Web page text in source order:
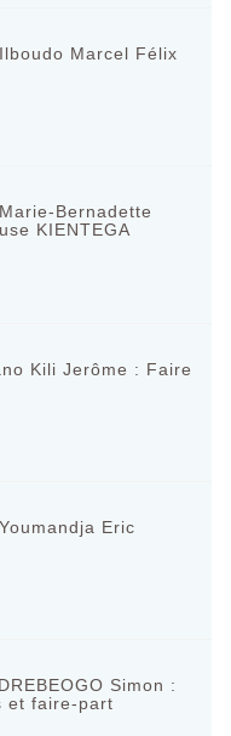
Marcel Félix
Bernadette
KIENTEGA
Kili Jerôme : Faire
Eric
Simon :
et faire-part